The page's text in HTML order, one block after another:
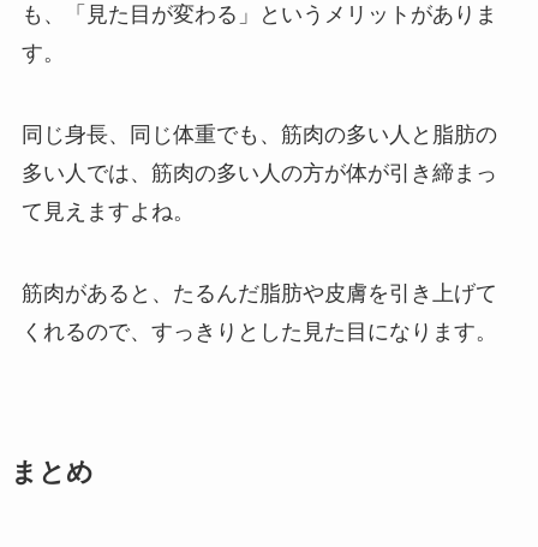
も、「見た目が変わる」というメリットがありま
す。
同じ身長、同じ体重でも、筋肉の多い人と脂肪の
多い人では、筋肉の多い人の方が体が引き締まっ
て見えますよね。
筋肉があると、たるんだ脂肪や皮膚を引き上げて
くれるので、すっきりとした見た目になります。
まとめ